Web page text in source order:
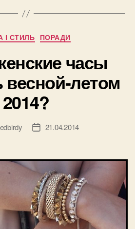
100-
продаж?”
Категорії
І СТИЛЬ ПОРАДИ
часы
летом
2014?
Дата21.04.2014